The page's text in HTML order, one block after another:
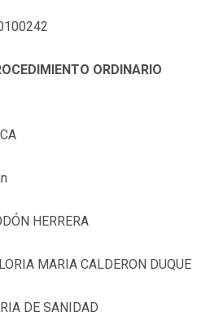
ORDINARIO
HERRERA
MARIA CALDERON DUQUE
DE SANIDAD